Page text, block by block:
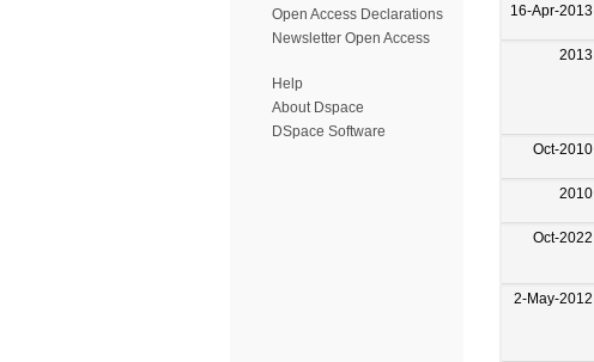
Open Access Declarations
Newsletter Open Access
Help
About Dspace
DSpace Software
16-Apr-2013
2013
Oct-2010
2010
Oct-2022
2-May-2012